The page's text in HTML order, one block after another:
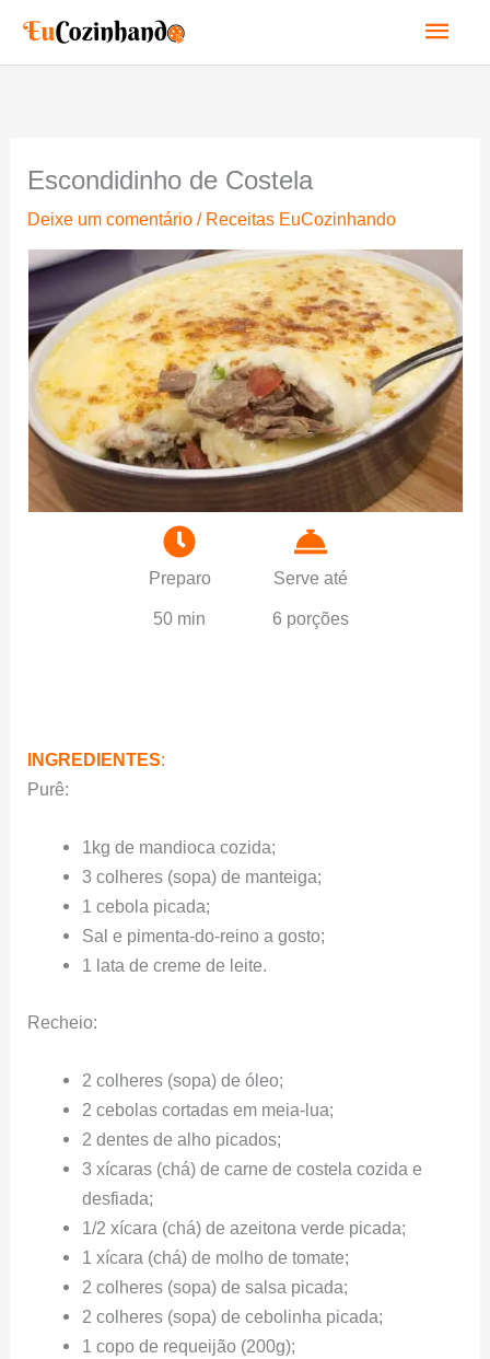
para
o
Escondidinho de Costela
Deixe um comentário / Receitas EuCozinhando
Preparo
50 min
Serve até
6 porções
INGREDIENTES:
Purê:
1kg de mandioca cozida;
3 colheres (sopa) de manteiga;
1 cebola picada;
Sal e pimenta-do-reino a gosto;
1 lata de creme de leite.
Recheio:
2 colheres (sopa) de óleo;
2 cebolas cortadas em meia-lua;
2 dentes de alho picados;
3 xícaras (chá) de carne de costela cozida e
desfiada;
1/2 xícara (chá) de azeitona verde picada;
1 xícara (chá) de molho de tomate;
2 colheres (sopa) de salsa picada;
2 colheres (sopa) de cebolinha picada;
1 copo de requeijão (200g);